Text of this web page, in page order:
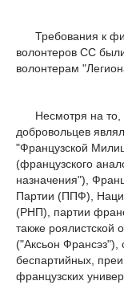
Требования к
волонтеров СС
волонтерам
Несмотря на то,
добровольцев
"Французской
(французского
назначения"),
Партии (ППФ),
(РНП), партии
также роялистской
("Аксьон
беспартийных,
французских